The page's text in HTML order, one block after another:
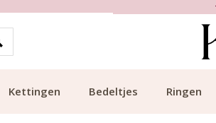
Kettingen Bedeltjes Ringen